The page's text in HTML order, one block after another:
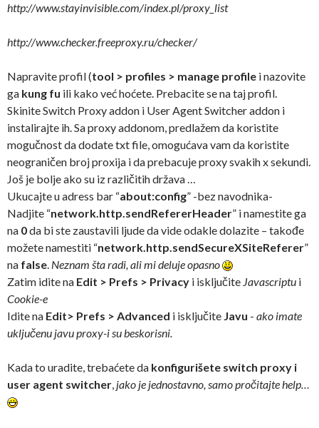
http://www.stayinvisible.com/index.pl/proxy_list
http://www.checker.freeproxy.ru/checker/
Napravite profil (tool > profiles > manage profile i nazovite
ga kung fu ili kako već hoćete. Prebacite se na taj profil.
SkiniteSwitch Proxyaddon i User Agent Switcheraddon i
instalirajte ih. Sa proxy addonom, predlažem da koristite
mogučnost da dodate txt file, omogućava vam da koristite
neograničen broj proxija i da prebacuje proxy svakih x sekundi.
Još je bolje ako su iz različitih država …
Ukucajte u adress bar “about:config” -bez navodnika-
Nadjite “network.http.sendRefererHeader” i namestite ga
na 0da bi ste zaustavili ljude da vide odakle dolazite – takođe
možete namestiti “network.http.sendSecureXSiteReferer”
na false. Neznam šta radi, ali mi deluje opasno
Zatim idite na Edit > Prefs > Privacy i isključite Javascriptu i
Cookie-e
Idite na Edit> Prefs > Advanced i isključite Javu - ako imate
uključenu javu proxy-i su beskorisni.
Kada to uradite, trebaćete da konfigurišete switch proxy i
user agent switcher, jako je jednostavno, samo pročitajte help…